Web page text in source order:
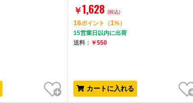
お気に入り
￥1,628 (税込)
16ポイント （1%）
15営業日以内に出荷
送料： ￥550
カートに入れる
お気に入り